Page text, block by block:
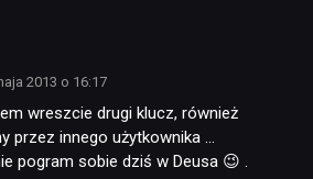
2013 o 16:17
wreszcie drugi klucz, również
przez innego użytkownika …
pogram sobie dziś w Deusa 😉 .